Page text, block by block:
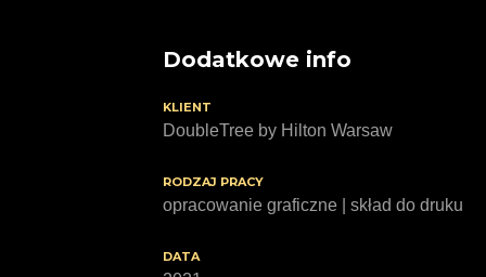
Dodatkowe info
KLIENT
DoubleTree by Hilton Warsaw
RODZAJ PRACY
opracowanie graficzne | skład do druku
DATA